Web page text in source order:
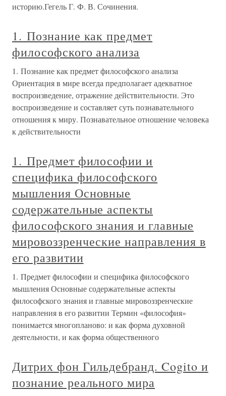
историю.Гегель Г. Ф. В. Сочинения.
1. Познание как предмет
философского анализа
1. Познание как предмет философского анализа
Ориентация в мире всегда предполагает адекватное
воспроизведение, отражение действительности. Это
воспроизведение и составляет суть познавательного
отношения к миру. Познавательное отношение человека
к действительности
1. Предмет философии и
специфика философского
мышления Основные
содержательные аспекты
философского знания и главные
мировоззренческие направления в
его развитии
1. Предмет философии и специфика философского
мышления Основные содержательные аспекты
философского знания и главные мировоззренческие
направления в его развитии Термин «философия»
понимается многопланово: и как форма духовной
деятельности, и как форма общественного
Дитрих фон Гильдебранд. Cogito и
познание реального мира